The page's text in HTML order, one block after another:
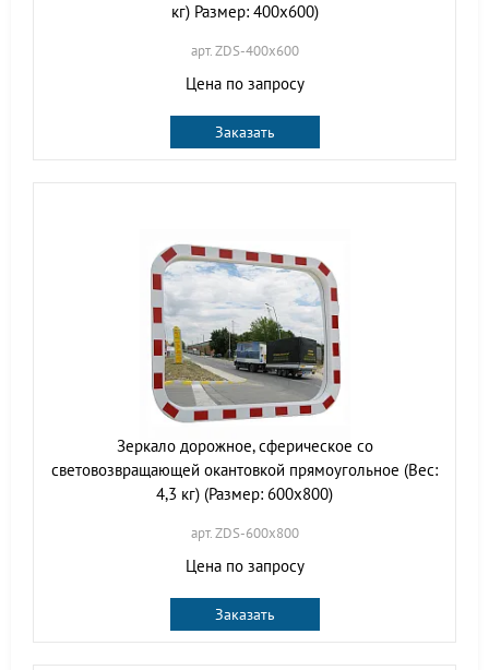
кг) Размер: 400х600)
арт. ZDS-400х600
Цена по запросу
Заказать
Зеркало дорожное, сферическое со
световозвращающей окантовкой прямоугольное (Вес:
4,3 кг) (Размер: 600х800)
арт. ZDS-600х800
Цена по запросу
Заказать